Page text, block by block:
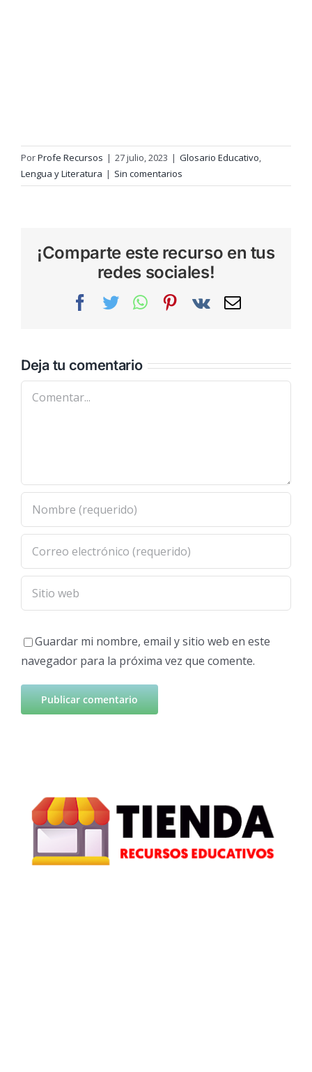
PorProfe Recursos | 27 julio, 2023 | Glosario Educativo,
Lengua y Literatura | Sin comentarios
¡Comparte este recurso en tus
redes sociales!
Facebook
TwitterWhatsAppPinterest
Vk
Correo
Deja tu comentario
Comentar
Guardar mi nombre, email y sitio web en este
navegador para la próxima vez que comente.